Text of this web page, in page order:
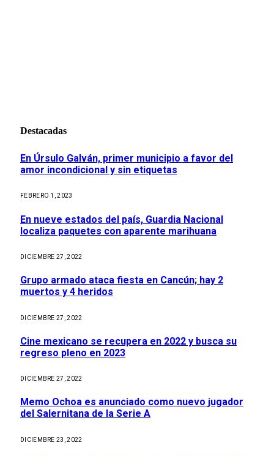
Destacadas
En Úrsulo Galván, primer municipio a favor del
amor incondicional y sin etiquetas
FEBRERO 1, 2023
En nueve estados del país, Guardia Nacional
localiza paquetes con aparente marihuana
DICIEMBRE 27, 2022
Grupo armado ataca fiesta en Cancún; hay 2
muertos y 4 heridos
DICIEMBRE 27, 2022
Cine mexicano se recupera en 2022 y busca su
regreso pleno en 2023
DICIEMBRE 27, 2022
Memo Ochoa es anunciado como nuevo jugador
del Salernitana de la Serie A
DICIEMBRE 23, 2022